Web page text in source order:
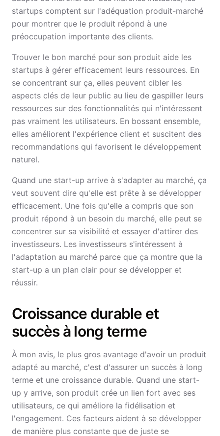
startups comptent sur l'adéquation produit-marché
pour montrer que le produit répond à une
préoccupation importante des clients.
Trouver le bon marché pour son produit aide les
startups à gérer efficacement leurs ressources. En
se concentrant sur ça, elles peuvent cibler les
aspects clés de leur public au lieu de gaspiller leurs
ressources sur des fonctionnalités qui n'intéressent
pas vraiment les utilisateurs. En bossant ensemble,
elles améliorent l'expérience client et suscitent des
recommandations qui favorisent le développement
naturel.
Quand une start-up arrive à s'adapter au marché, ça
veut souvent dire qu'elle est prête à se développer
efficacement. Une fois qu'elle a compris que son
produit répond à un besoin du marché, elle peut se
concentrer sur sa visibilité et essayer d'attirer des
investisseurs. Les investisseurs s'intéressent à
l'adaptation au marché parce que ça montre que la
start-up a un plan clair pour se développer et
réussir.
Croissance durable et
succès à long terme
À mon avis, le plus gros avantage d'avoir un produit
adapté au marché, c'est d'assurer un succès à long
terme et une croissance durable. Quand une start-
up y arrive, son produit crée un lien fort avec ses
utilisateurs, ce qui améliore la fidélisation et
l'engagement. Ces facteurs aident à se développer
de manière plus constante que de juste se